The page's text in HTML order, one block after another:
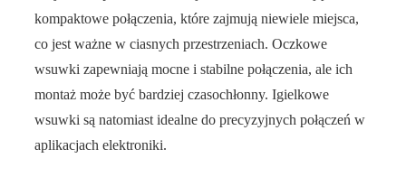
kompaktowe połączenia, które zajmują niewiele miejsca,
co jest ważne w ciasnych przestrzeniach. Oczkowe
wsuwki zapewniają mocne i stabilne połączenia, ale ich
montaż może być bardziej czasochłonny. Igielkowe
wsuwki są natomiast idealne do precyzyjnych połączeń w
aplikacjach elektroniki.